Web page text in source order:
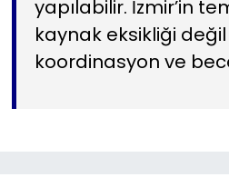
yapılabilir. İzmir’in
kaynak eksikliği değil
koordinasyon ve